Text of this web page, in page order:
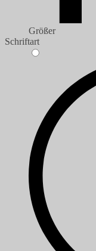
Größer
Schriftart